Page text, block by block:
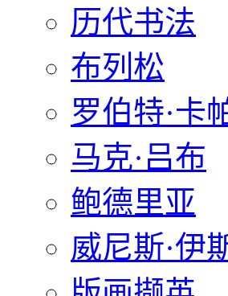
历代书法
布列松
罗伯特·卡
马克·吕布
鲍德里亚
威尼斯·伊